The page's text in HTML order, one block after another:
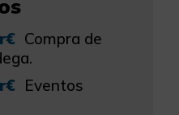
Compra de
Eventos